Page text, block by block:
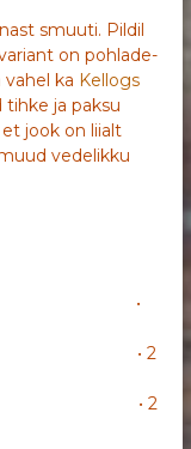
smuuti. Pildil
on pohlade-
ka Kellogs
ja paksu
jook on liialt
vedelikku
•
• 2
• 2